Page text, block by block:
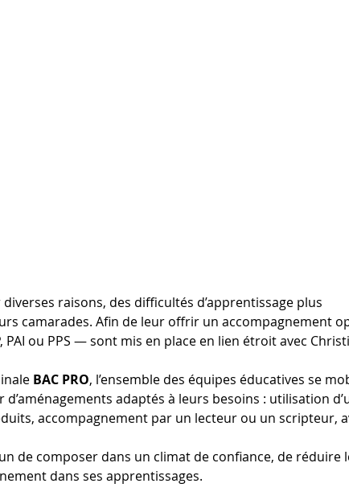
raisons, des difficultés d’apprentissage plus
camarades. Afin de leur offrir un accompagnement
PAI ou PPS — sont mis en place en lien étroit avec
BAC PRO, l’ensemble des équipes éducatives se
adaptés à leurs besoins : utilisation
accompagnement par un lecteur ou un scripteur,
de composer dans un climat de confiance, de réduire
dans ses apprentissages.